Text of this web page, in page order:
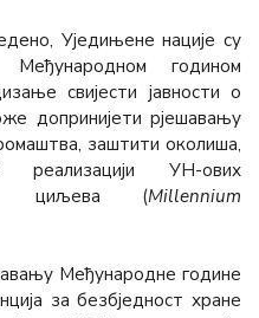
Уједињене нације су
годином
свијести јавности о
допринијети рјешавању
заштити околиша,
реализацији УН-ових
циљева (Millennium
Међународне године
за безбједност хране